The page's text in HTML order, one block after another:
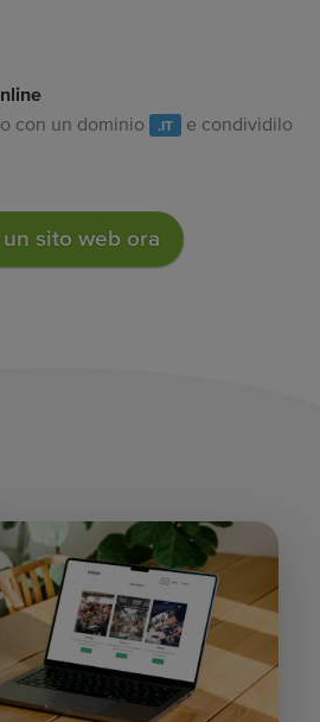
con un dominio
.IT
e condividilo
sito web ora